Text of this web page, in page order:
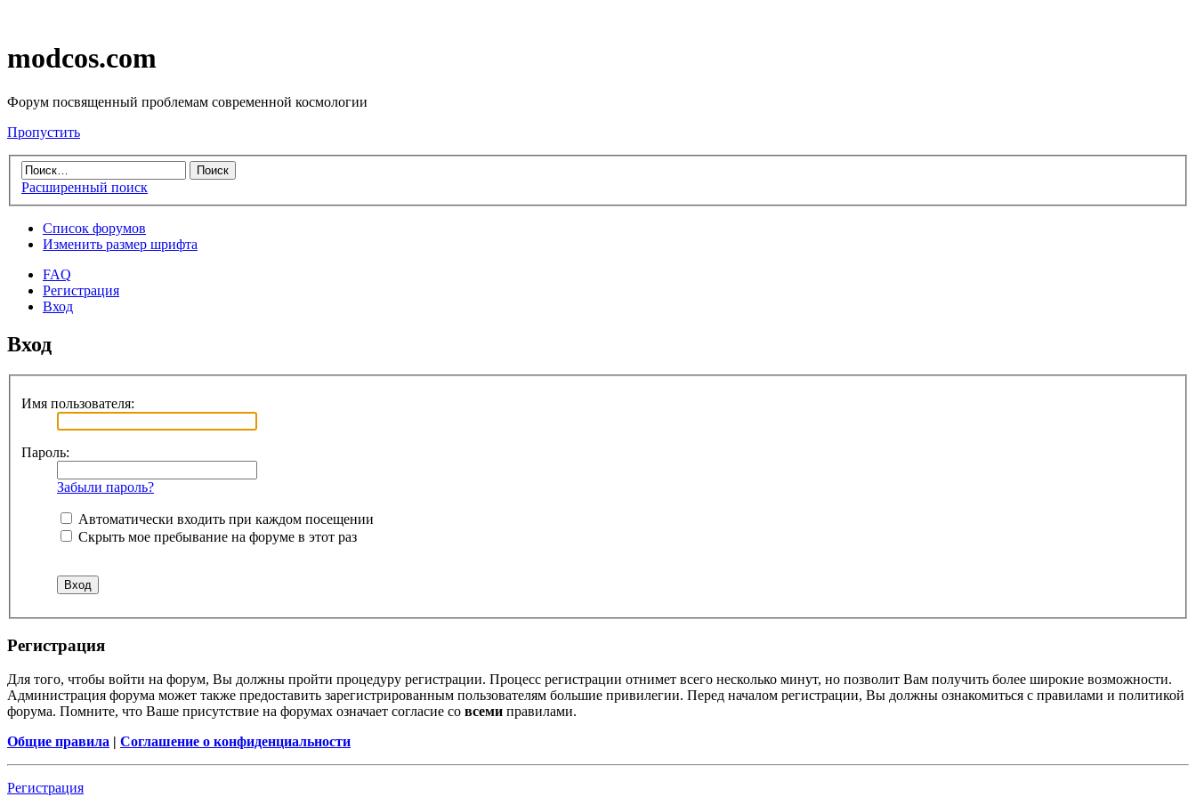
modcos.com
Форум посвященный проблемам современной космологии
Пропустить
Расширенный поиск
Список форумов
Изменить размер шрифта
FAQ
Регистрация
Вход
Вход
Имя пользователя:
Пароль:
Забыли пароль?
Автоматически входить при каждом посещении
Скрыть мое пребывание на форуме в этот раз
Регистрация
Для того, чтобы войти на форум, Вы должны пройти процедуру регистрации. Процесс регистрации отнимет всего несколько минут, но позволит Вам получить более широкие возможности.
Администрация форума может также предоставить зарегистрированным пользователям большие привилегии. Перед началом регистрации, Вы должны ознакомиться с правилами и политикой
форума. Помните, что Ваше присутствие на форумах означает согласие со всеми правилами.
Общие правила | Соглашение о конфиденциальности
Регистрация